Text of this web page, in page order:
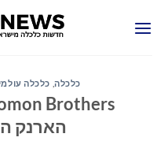
כלכלה, כלכלה
הארנק